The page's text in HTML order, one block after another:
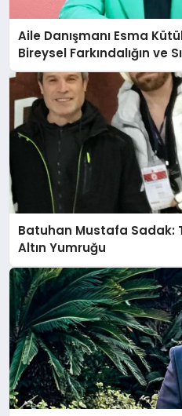
Aile Danışmanı Esma
Bireysel Farkındalığın ve
Anlatıyor
Batuhan Mustafa Sadak:
Altın Yumruğu